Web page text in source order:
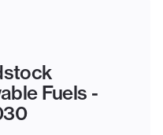
Fuels -